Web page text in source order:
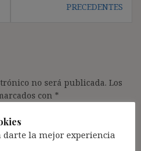
PRECEDENTES
no será publicada. Los
con *
darte la mejor experiencia